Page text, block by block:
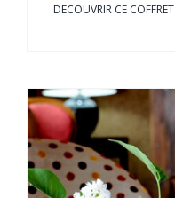
DECOUVRIR CE COFFRET